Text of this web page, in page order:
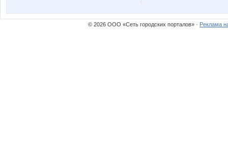
© 2026 ООО «Сеть городских порталов» · Реклама